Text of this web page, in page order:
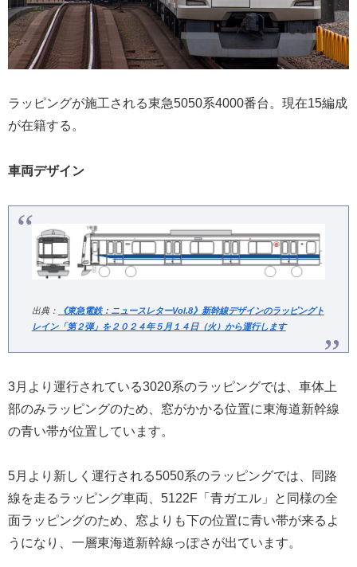
ラッピングが施工される東急5050系4000番台。現在15編成
が在籍する。
車両デザイン
出典：
《東急電鉄：ニュースレターVol.8》新幹線デザインのラッピングト
レイン「第２弾」を２０２４年５月１４日（火）から運行します
3月より運行されている3020系のラッピングでは、車体上
部のみラッピングのため、窓がかかる位置に東海道新幹線
の青い帯が位置しています。
5月より新しく運行される5050系のラッピングでは、同路
線を走るラッピング車両、5122F「青ガエル」と同様の全
面ラッピングのため、窓よりも下の位置に青い帯が来るよ
うになり、一層東海道新幹線っぽさが出ています。